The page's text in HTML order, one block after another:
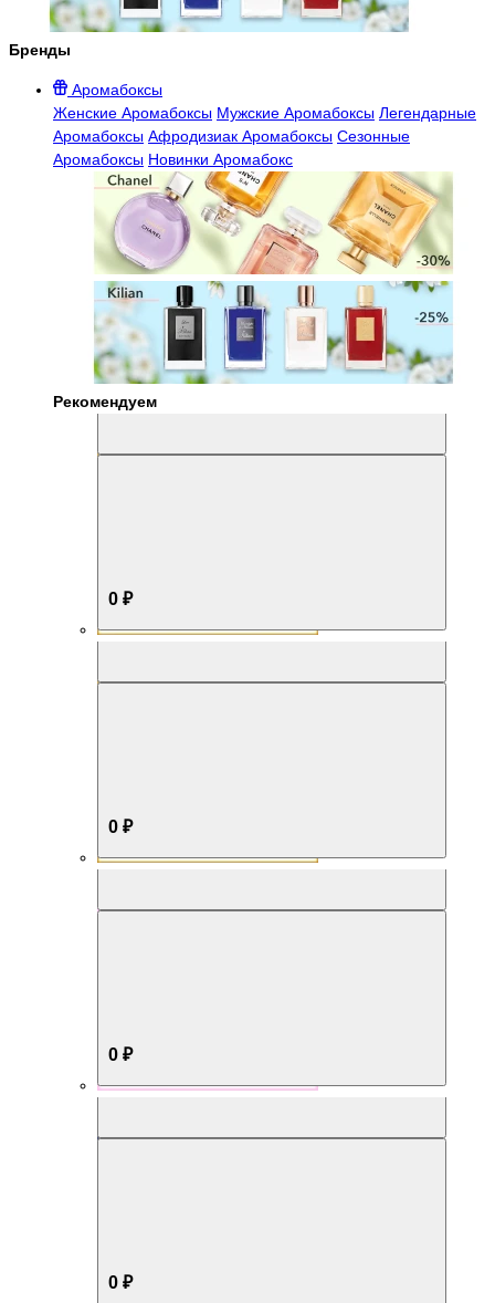
Бренды
Аромабоксы
Женские Аромабоксы Мужские Аромабоксы Легендарные
Аромабоксы Афродизиак Аромабоксы Сезонные
Аромабоксы Новинки Аромабокс
Рекомендуем
0 ₽
0 ₽
0 ₽
0 ₽